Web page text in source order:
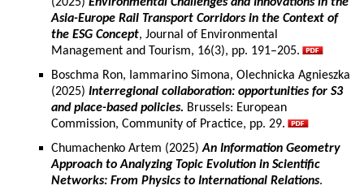
Asia-Europe Rail Transport Corridors in the Context of
the ESG Concept, Journal of Environmental
Management and Tourism, 16(3), pp. 191–205.
Boschma Ron, Iammarino Simona, Olechnicka Agnieszka
(2025) Interregional collaboration: opportunities for S3
and place-based policies. Brussels: European
Commission, Community of Practice, pp. 29.
Chumachenko Artem (2025)An Information Geometry
Approach to Analyzing Topic Evolution in Scientific
Networks: From Physics to International Relations.